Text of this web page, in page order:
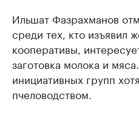
Ильшат Фазрахманов
среди тех, кто изъявил
кооперативы,
заготовка молока и
инициативных групп
пчеловодством.